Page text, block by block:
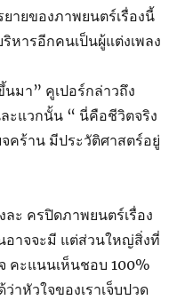
ยายของภาพยนตร์เรื่องนี้
หารอีกคนเป็นผู้แต่งเพลง
มา” คูเปอร์กล่าวถึง
ะแวกนั้น “ นี่คือชีวิตจริง
คร้าน มีประวัติศาสตร์อยู่
ละ ครปิดภาพยนตร์เรื่อง
อาจจะมี แต่ส่วนใหญ่สิ่งที่
คะแนนเห็นชอบ 100%
ว่าหัวใจของเราเจ็บปวด